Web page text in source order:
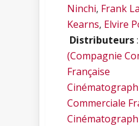
Ninchi, Frank
Kearns, Elvire
Distributeurs:
(Compagnie
Française
Commerciale